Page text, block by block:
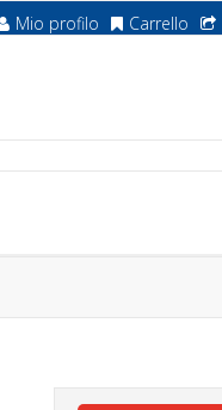
Mio profilo Carrello